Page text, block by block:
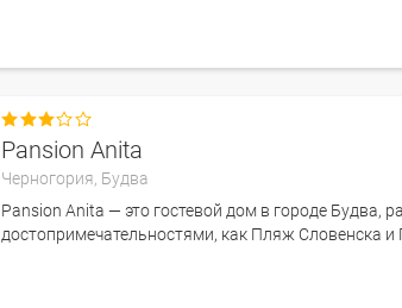

Pansion Anita
Черногория, Будва
Pansion Anita — это гостевой дом в городе Будва,
достопримечательностями, как Пляж Словенска и